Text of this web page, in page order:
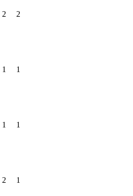
2 2
1 1
1 1
2 1